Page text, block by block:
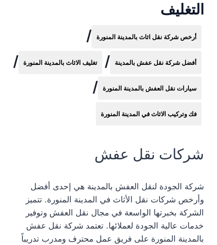
التغليف
أرخص شركة نقل اثاث بالمدينة المنورة /
أفضل شركة نقل عفش بالمدينة / تغليف الاثاث بالمدينة المنورة /
سيارات نقل العفش بالمدينة المنورة /
فك وتركيب الاثاث في المدينة المنورة
شركات نقل عفش
شركة الجودة لنقل العفش بالمدينة هي إحدى أفضل
وأرخص شركات نقل الأثاث في المدينة المنورة. تتميز
الشركة بخبرتها الواسعة في مجال نقل العفش وتوفير
خدمات عالية الجودة لعملائها. تعتمد شركة نقل عفش
بالمدينة المنورة على فريق عمل محترف ومدرب تدريباً